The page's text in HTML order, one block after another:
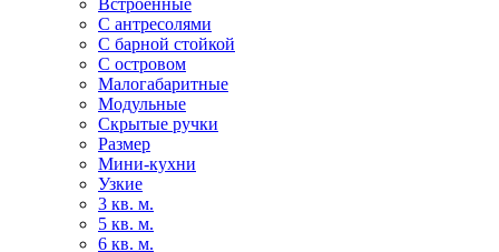
Встроенные
С антресолями
С барной стойкой
С островом
Малогабаритные
Модульные
Скрытые ручки
Размер
Мини-кухни
Узкие
3 кв. м.
5 кв. м.
6 кв. м.